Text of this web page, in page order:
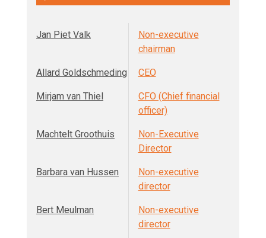
Jan Piet Valk
Non-executive
chairman
Allard Goldschmeding CEO
Mirjam van Thiel
CFO (Chief financial
officer)
Machtelt Groothuis
Non-Executive
Director
Barbara van Hussen
Non-executive
director
Bert Meulman
Non-executive
director